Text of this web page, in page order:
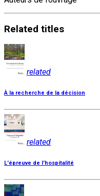
Related titles
related
À la recherche de la décision
related
L'épreuve de l'hospitalité